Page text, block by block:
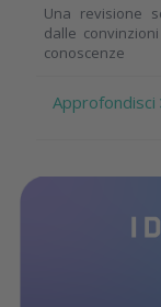
Una revisione
dalle
conoscenze
Approfondisci